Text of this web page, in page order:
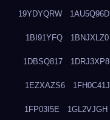
19YDYQRW 1AU5Q96D
1BI91YFQ 1BNJXLZ0
1DBSQ817 1DRJ3XP8
1EZXAZS6 1FH0C41J
1FP03I5E 1GL2VJGH